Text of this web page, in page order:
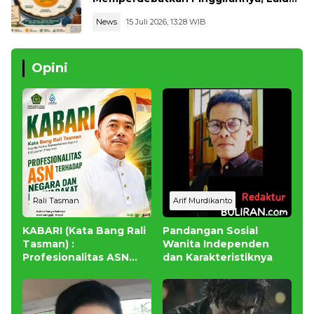
News 15 Juli 2026, 13:28 WIB
Opini
Rali Tasman
KABARI (Kata Bang Rali
Tasman) :
Profesionalitas ASN
Masyarakat
Arif Murdikanto
Pandangan Sosial
Wanita Independen
dan Karakteristiknya